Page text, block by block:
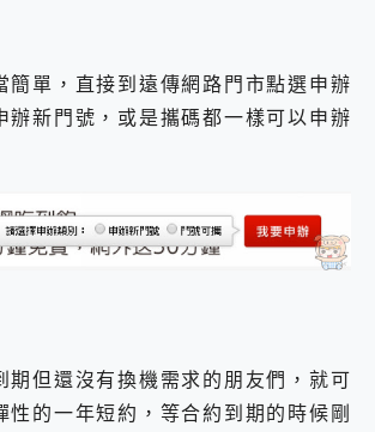
簡單，直接到遠傳網路門市點選申辦
辦新門號，或是攜碼都一樣可以申辦
期但還沒有換機需求的朋友們，就可
性的一年短約，等合約到期的時候剛